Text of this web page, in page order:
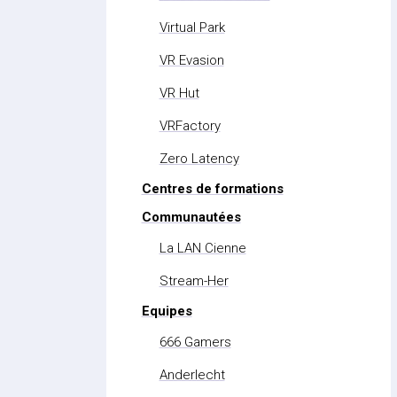
Virtual Park
VR Evasion
VR Hut
VRFactory
Zero Latency
Centres de formations
Communautées
La LAN Cienne
Stream-Her
Equipes
666 Gamers
Anderlecht